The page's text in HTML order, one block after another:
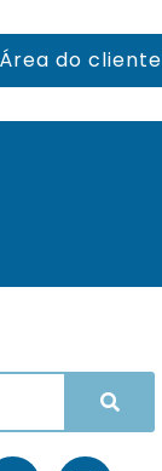
Área do cliente